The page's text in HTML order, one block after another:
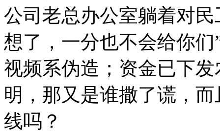
公司老总办公室躺着对
想了，一分也不会给你
视频系伪造；资金已下
明，那又是谁撒了谎，
线吗？